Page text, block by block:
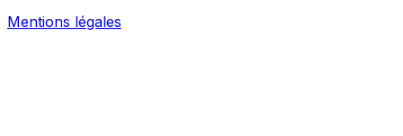
Mentions légales